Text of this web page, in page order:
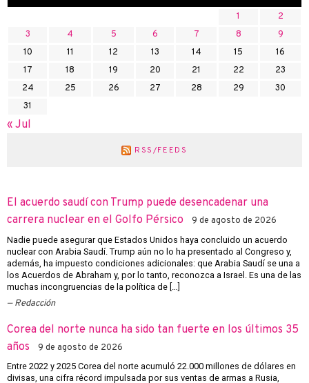
1
2
3
4 5 6 7 8
9
10
11 12 13 14 15
16
17
18 19 20 21 22
23
24
25 26 27 28 29
30
31
« Jul
RSS/FEEDS
El acuerdo saudí con Trump puede desencadenar una
carrera nuclear en el Golfo Pérsico
9 de agosto de 2026
Nadie puede asegurar que Estados Unidos haya concluido un acuerdo
nuclear con Arabia Saudí. Trump aún no lo ha presentado al Congreso y,
además, ha impuesto condiciones adicionales: que Arabia Saudí se una a
los Acuerdos de Abraham y, por lo tanto, reconozca a Israel. Es una de las
muchas incongruencias de la política de […]
Redacción
Corea del norte nunca ha sido tan fuerte en los últimos 35
años
9 de agosto de 2026
Entre 2022 y 2025 Corea del norte acumuló 22.000 millones de dólares en
divisas, una cifra récord impulsada por sus ventas de armas a Rusia,